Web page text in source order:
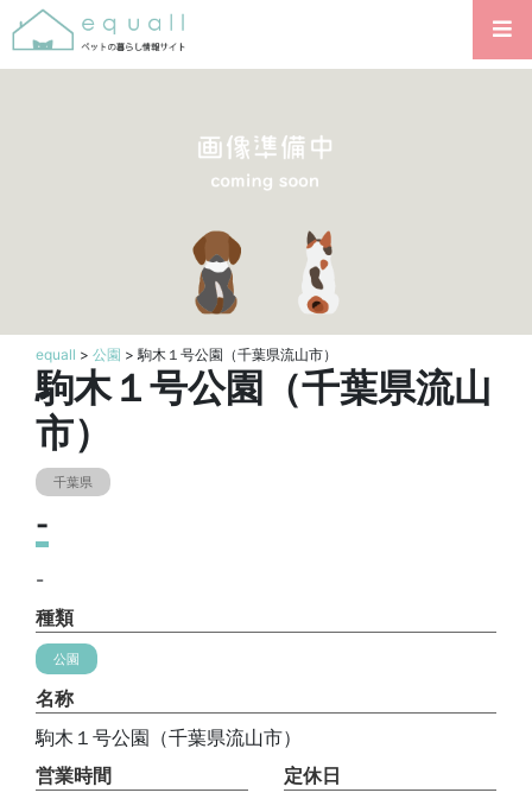
equall > 公園 > 駒木１号公園（千葉県流山市）
駒木１号公園（千葉県流山
市）
千葉県
-
-
種類
公園
名称
駒木１号公園（千葉県流山市）
営業時間
定休日